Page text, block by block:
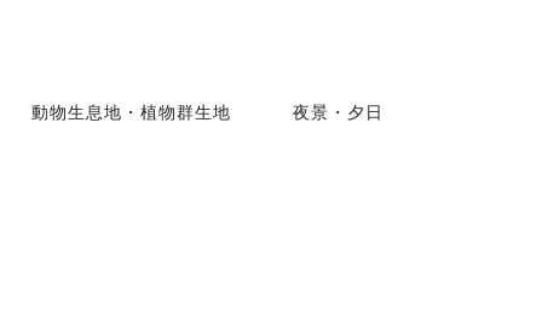
動物生息地・植物群生地 夜景・夕日